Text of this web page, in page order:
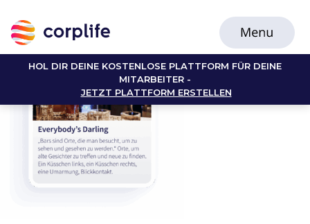
HOL DIR DEINE KOSTENLOSE PLATTFORM FÜR DEINE
MITARBEITER -
JETZT PLATTFORM ERSTELLEN